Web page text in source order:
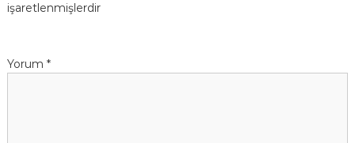
işaretlenmişlerdir
Yorum *